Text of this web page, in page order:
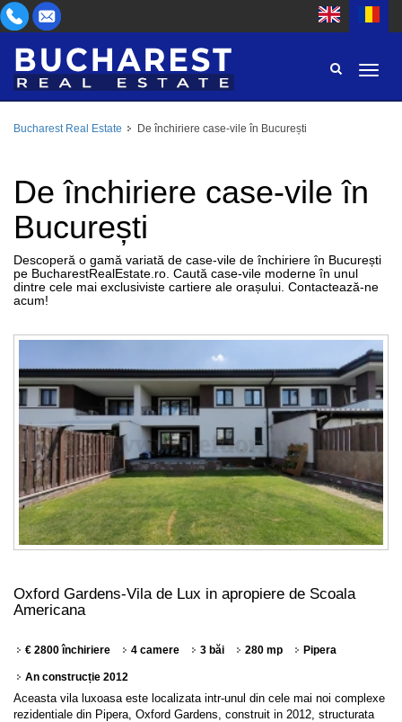
INCHIRIEZ
ZONĂ
TIP PROPRIETATE
CAMERE
PREȚ
Bucharest Real Estate De închiriere case-vile în București
De închiriere case-vile în
București
Descoperă o gamă variată de case-vile de închiriere în București
pe BucharestRealEstate.ro. Caută case-vile moderne în unul
dintre cele mai exclusiviste cartiere ale orașului. Contactează-ne
acum!
Oxford Gardens-Vila de Lux in apropiere de Scoala
Americana
€ 2800 închiriere 4 camere 3 băi 280 mp Pipera
An construcție 2012
Aceasta vila luxoasa este localizata intr-unul din cele mai noi complexe
rezidentiale din Pipera, Oxford Gardens, construit in 2012, structurata